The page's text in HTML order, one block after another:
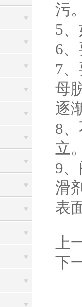
污
5
6
7
母
逐
8
立
9
滑
表
上
下